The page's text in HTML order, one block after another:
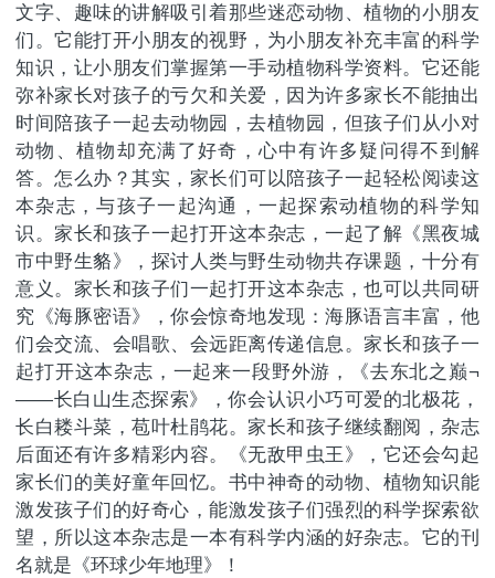
文字、趣味的讲解吸引着那些迷恋动物、植物的小朋友
们。它能打开小朋友的视野，为小朋友补充丰富的科学
知识，让小朋友们掌握第一手动植物科学资料。它还能
弥补家长对孩子的亏欠和关爱，因为许多家长不能抽出
时间陪孩子一起去动物园，去植物园，但孩子们从小对
动物、植物却充满了好奇，心中有许多疑问得不到解
答。怎么办？其实，家长们可以陪孩子一起轻松阅读这
本杂志，与孩子一起沟通，一起探索动植物的科学知
识。家长和孩子一起打开这本杂志，一起了解《黑夜城
市中野生貉》，探讨人类与野生动物共存课题，十分有
意义。家长和孩子们一起打开这本杂志，也可以共同研
究《海豚密语》，你会惊奇地发现：海豚语言丰富，他
们会交流、会唱歌、会远距离传递信息。家长和孩子一
起打开这本杂志，一起来一段野外游，《去东北之巅¬
——长白山生态探索》，你会认识小巧可爱的北极花，
长白耧斗菜，苞叶杜鹃花。家长和孩子继续翻阅，杂志
后面还有许多精彩内容。《无敌甲虫王》，它还会勾起
家长们的美好童年回忆。书中神奇的动物、植物知识能
激发孩子们的好奇心，能激发孩子们强烈的科学探索欲
望，所以这本杂志是一本有科学内涵的好杂志。它的刊
名就是《环球少年地理》！